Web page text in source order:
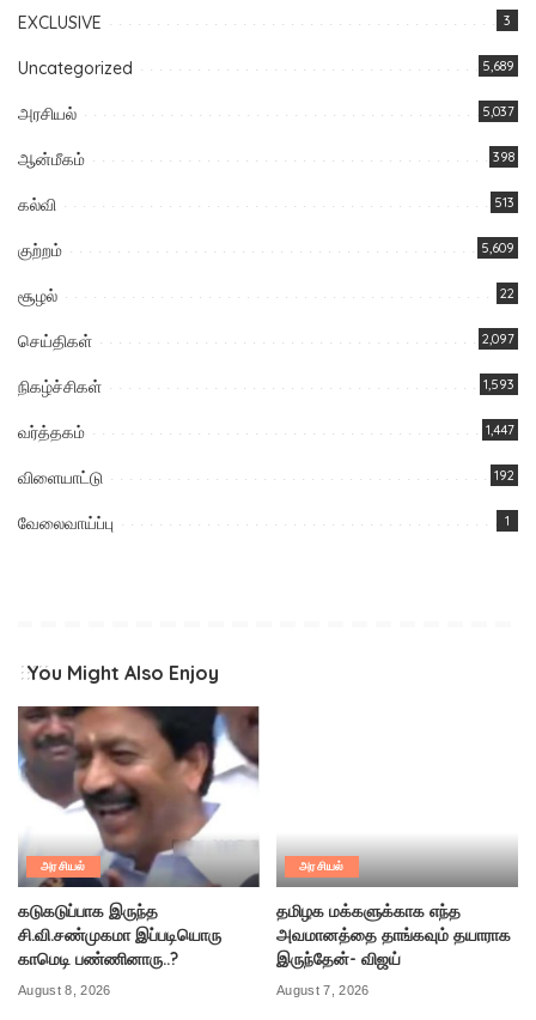
EXCLUSIVE 3
Uncategorized 5,689
அரசியல் 5,037
ஆன்மீகம் 398
கல்வி 513
குற்றம் 5,609
சூழல் 22
செய்திகள் 2,097
நிகழ்ச்சிகள் 1,593
வர்த்தகம் 1,447
விளையாட்டு 192
வேலைவாய்ப்பு 1
You Might Also Enjoy
அரசியல்
கடுகடுப்பாக இருந்த
சி.வி.சண்முகமா இப்படியொரு
காமெடி பண்ணினாரு..?
August 8, 2026
அரசியல்
தமிழக மக்களுக்காக எந்த
அவமானத்தை தாங்கவும் தயாராக
இருந்தேன்- விஜய்
August 7, 2026